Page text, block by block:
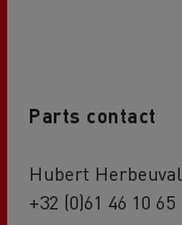
Parts contact
Hubert Herbeuval
+32 (0)61 46 10 65